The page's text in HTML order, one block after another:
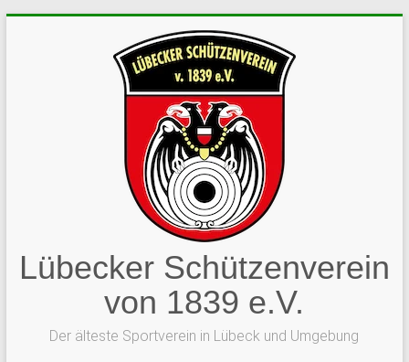
Lübecker Schützenverein
von 1839 e.V.
Der älteste Sportverein in Lübeck und Umgebung